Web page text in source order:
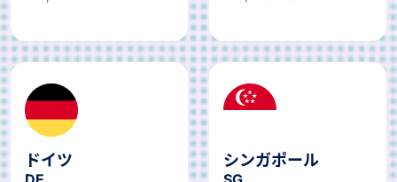
ドイツ
DE
シンガポール
SG